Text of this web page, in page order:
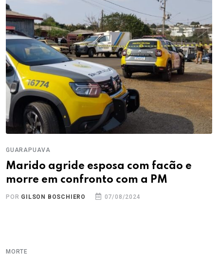
GUARAPUAVA
Marido agride esposa com facão e
morre em confronto com a PM
POR GILSON BOSCHIERO 07/08/2024
MORTE